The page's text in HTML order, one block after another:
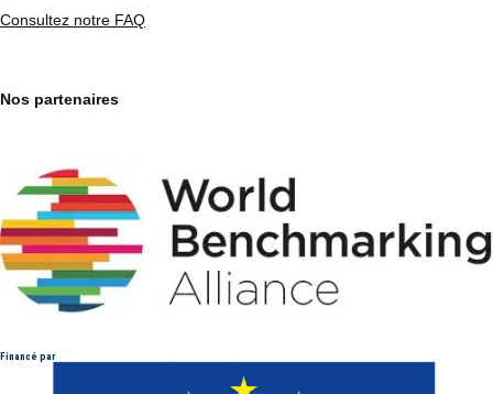
Consultez notre FAQ
Nos partenaires
Financé par